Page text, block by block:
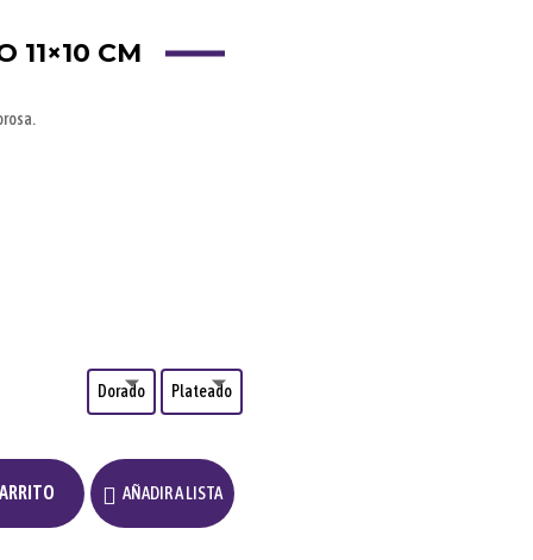
11×10 CM
Dorado Plateado
AÑADIR A LISTA